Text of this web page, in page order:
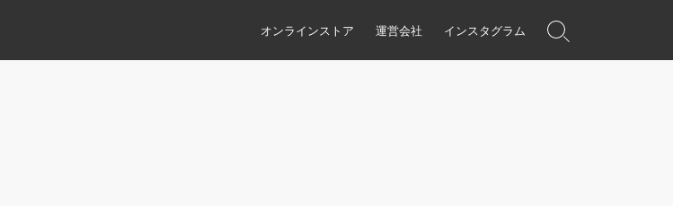
オンラインストア 運営会社 インスタグラム
検
索